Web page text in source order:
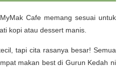
Cafe memang sesuai untuk
kopi atau dessert manis.
tapi cita rasanya besar! Semua
makan best di Gurun Kedah ni